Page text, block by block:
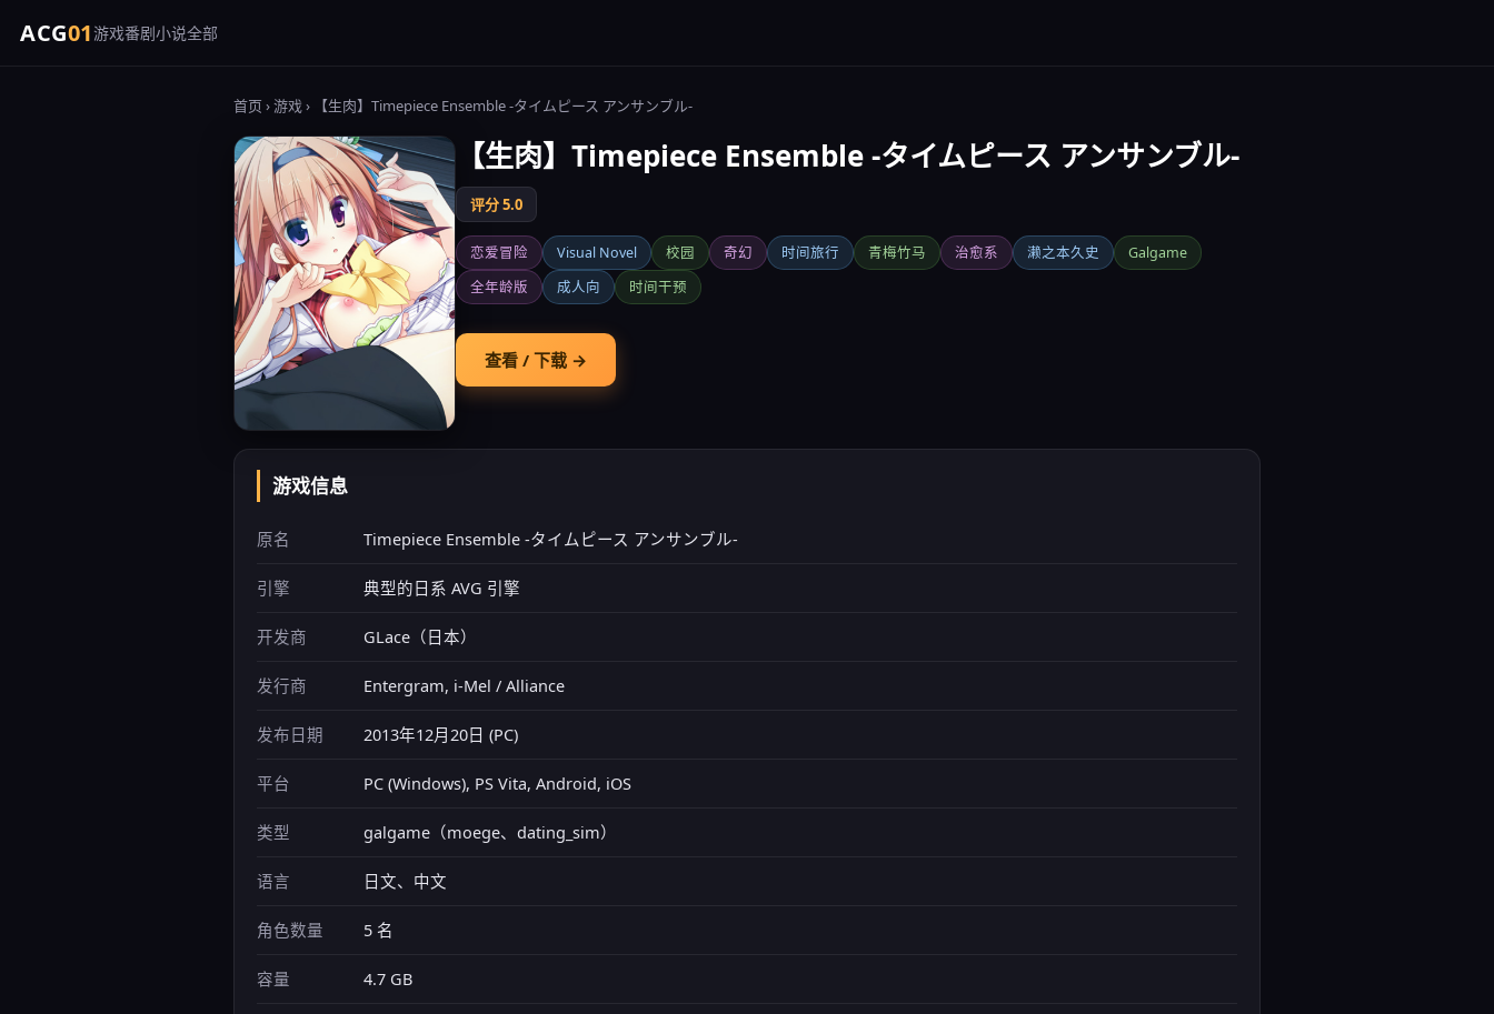
ACG01游戏番剧小说全部
首页 ›游戏› 【生肉】Timepiece Ensemble -タイムピース アンサンブル-
【生肉】Timepiece Ensemble -タイムピース アンサンブル-
评分 5.0
恋爱冒险 Visual Novel 校园 奇幻 时间旅行 青梅竹马 治愈系 濑之本久史
Galgame
全年龄版
成人向 时间干预
查看 / 下载 →
游戏信息
原名 Timepiece Ensemble -タイムピース アンサンブル-
引擎 典型的日系 AVG 引擎
开发商 GLace（日本）
发行商 Entergram, i-Mel / Alliance
发布日期 2013年12月20日 (PC)
平台 PC (Windows), PS Vita, Android, iOS
类型 galgame（moege、dating_sim）
语言 日文、中文
角色数量 5 名
容量 4.7 GB